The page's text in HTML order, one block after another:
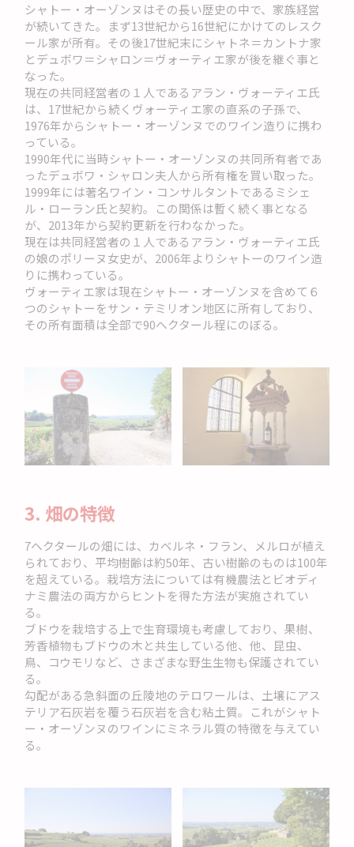
シャトー・オーゾンヌはその長い歴史の中で、家族経営
が続いてきた。まず13世紀から16世紀にかけてのレスク
ール家が所有。その後17世紀末にシャトネ＝カントナ家
とデュボワ＝シャロン＝ヴォーティエ家が後を継ぐ事と
なった。
現在の共同経営者の１人であるアラン・ヴォーティエ氏
は、17世紀から続くヴォーティエ家の直系の子孫で、
1976年からシャトー・オーゾンヌでのワイン造りに携わ
っている。
1990年代に当時シャトー・オーゾンヌの共同所有者であ
ったデュボワ・シャロン夫人から所有権を買い取った。
1999年には著名ワイン・コンサルタントであるミシェ
ル・ローラン氏と契約。この関係は暫く続く事となる
が、2013年から契約更新を行わなかった。
現在は共同経営者の１人であるアラン・ヴォーティエ氏
の娘のポリーヌ女史が、2006年よりシャトーのワイン造
りに携わっている。
ヴォーティエ家は現在シャトー・オーゾンヌを含めて６
つのシャトーをサン・テミリオン地区に所有しており、
その所有面積は全部で90ヘクタール程にのぼる。
3. 畑の特徴
7ヘクタールの畑には、カベルネ・フラン、メルロが植え
られており、平均樹齢は約50年、古い樹齢のものは100年
を超えている。栽培方法については有機農法とビオディ
ナミ農法の両方からヒントを得た方法が実施されてい
る。
ブドウを栽培する上で生育環境も考慮しており、果樹、
芳香植物もブドウの木と共生している他、他、昆虫、
鳥、コウモリなど、さまざまな野生生物も保護されてい
る。
勾配がある急斜面の丘陵地のテロワールは、土壌にアス
テリア石灰岩を覆う石灰岩を含む粘土質。これがシャト
ー・オーゾンヌのワインにミネラル質の特徴を与えてい
る。